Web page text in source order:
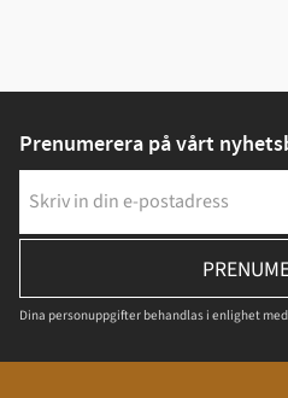
Prenumerera på vårt
Dina personuppgifter behandlas i enlighet